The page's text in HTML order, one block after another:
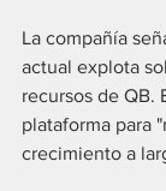
La compañía
actual explota
recursos de QB.
plataforma para
crecimiento a